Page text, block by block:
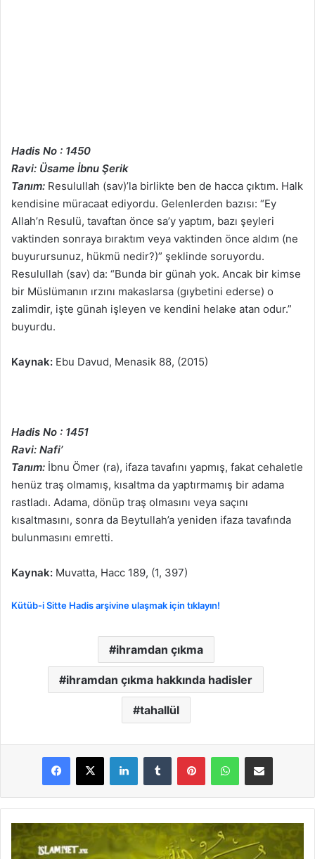
Hadis No : 1450
Ravi: Üsame İbnu Şerik
Tanım: Resulullah (sav)’la birlikte ben de hacca çıktım. Halk
kendisine müracaat ediyordu. Gelenlerden bazısı: “Ey
Allah’n Resulü, tavaftan önce sa’y yaptım, bazı şeyleri
vaktinden sonraya bıraktım veya vaktinden önce aldım (ne
buyurursunuz, hükmü nedir?)” şeklinde soruyordu.
Resulullah (sav) da: “Bunda bir günah yok. Ancak bir kimse
bir Müslümanın ırzını makaslarsa (gıybetini ederse) o
zalimdir, işte günah işleyen ve kendini helake atan odur.”
buyurdu.
Kaynak: Ebu Davud, Menasik 88, (2015)
Hadis No : 1451
Ravi: Nafi’
Tanım: İbnu Ömer (ra), ifaza tavafını yapmış, fakat cehaletle
henüz traş olmamış, kısaltma da yaptırmamış bir adama
rastladı. Adama, dönüp traş olmasını veya saçını
kısaltmasını, sonra da Beytullah’a yeniden ifaza tavafında
bulunmasını emretti.
Kaynak: Muvatta, Hacc 189, (1, 397)
Kütüb-i Sitte Hadis arşivine ulaşmak için tıklayın!
ihramdan çıkma
ihramdan çıkma hakkında hadisler
tahallül